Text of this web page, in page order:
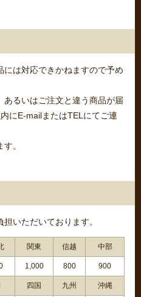
には対応できかねますので予め
あるいはご注文と違う商品が届
にE-mailまたはTELにてご連
。
いただいております。
関東 信越 中部
1,000 800 900
四国 九州 沖縄